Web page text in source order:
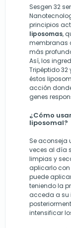
Sesgen 32
principios
liposomas,
membranas
más
Así, los
Tripéptido 32
éstos
acción
genes
¿Cómo
liposomal?
Se aconseja
veces al día
limpias y
aplicarlo con
puede
teniendo la
acceda a su
intensificar